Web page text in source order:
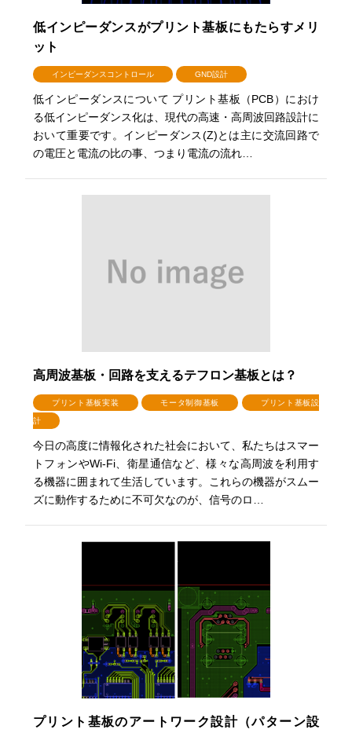
低インピーダンスがプリント基板にもたらすメリ
ット
インピーダンスコントロール GND設計
低インピーダンスについて プリント基板（PCB）におけ
る低インピーダンス化は、現代の高速・高周波回路設計に
おいて重要です。インピーダンス(Z)とは主に交流回路で
の電圧と電流の比の事、つまり電流の流れ…
高周波基板・回路を支えるテフロン基板とは？
プリント基板実装 モータ制御基板 プリント基板設
計
今日の高度に情報化された社会において、私たちはスマー
トフォンやWi-Fi、衛星通信など、様々な高周波を利用す
る機器に囲まれて生活しています。これらの機器がスムー
ズに動作するために不可欠なのが、信号のロ…
プリント基板のアートワーク設計（パターン設